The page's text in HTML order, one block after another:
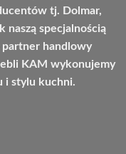
tj. Dolmar,
naszą specjalnością
partner handlowy
KAM wykonujemy
i stylu kuchni.